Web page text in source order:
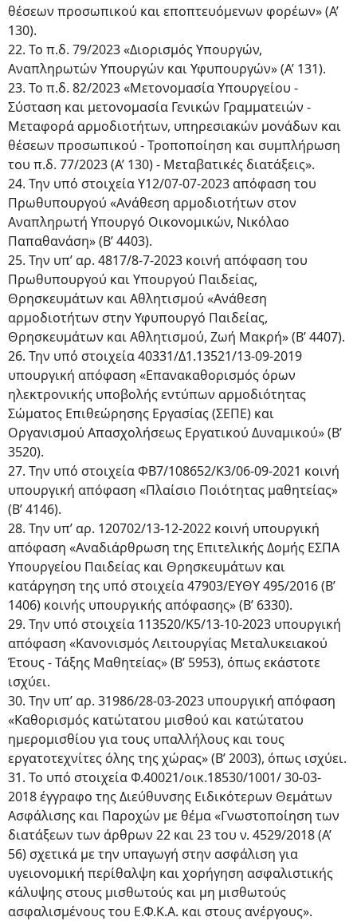
θέσεων προσωπικού και εποπτευόμενων φορέων» (Α’
130).
22. Το π.δ. 79/2023 «Διορισμός Υπουργών,
Αναπληρωτών Υπουργών και Υφυπουργών» (Α’ 131).
23. Το π.δ. 82/2023 «Μετονομασία Υπουργείου -
Σύσταση και μετονομασία Γενικών Γραμματειών -
Μεταφορά αρμοδιοτήτων, υπηρεσιακών μονάδων και
θέσεων προσωπικού - Τροποποίηση και συμπλήρωση
του π.δ. 77/2023 (Α’ 130) - Μεταβατικές διατάξεις».
24. Την υπό στοιχεία Υ12/07-07-2023 απόφαση του
Πρωθυπουργού «Ανάθεση αρμοδιοτήτων στον
Αναπληρωτή Υπουργό Οικονομικών, Νικόλαο
Παπαθανάση» (Β’ 4403).
25. Την υπ’ αρ. 4817/8-7-2023 κοινή απόφαση του
Πρωθυπουργού και Υπουργού Παιδείας,
Θρησκευμάτων και Αθλητισμού «Ανάθεση
αρμοδιοτήτων στην Υφυπουργό Παιδείας,
Θρησκευμάτων και Αθλητισμού, Ζωή Μακρή» (Β’ 4407).
26. Την υπό στοιχεία 40331/Δ1.13521/13-09-2019
υπουργική απόφαση «Επανακαθορισμός όρων
ηλεκτρονικής υποβολής εντύπων αρμοδιότητας
Σώματος Επιθεώρησης Εργασίας (ΣΕΠΕ) και
Οργανισμού Απασχολήσεως Εργατικού Δυναμικού» (Β’
3520).
27. Την υπό στοιχεία ΦΒ7/108652/Κ3/06-09-2021 κοινή
υπουργική απόφαση «Πλαίσιο Ποιότητας μαθητείας»
(Β’ 4146).
28. Την υπ’ αρ. 120702/13-12-2022 κοινή υπουργική
απόφαση «Αναδιάρθρωση της Επιτελικής Δομής ΕΣΠΑ
Υπουργείου Παιδείας και Θρησκευμάτων και
κατάργηση της υπό στοιχεία 47903/ΕΥΘΥ 495/2016 (Β’
1406) κοινής υπουργικής απόφασης» (Β’ 6330).
29. Την υπό στοιχεία 113520/Κ5/13-10-2023 υπουργική
απόφαση «Κανονισμός Λειτουργίας Μεταλυκειακού
Έτους - Τάξης Μαθητείας» (Β’ 5953), όπως εκάστοτε
ισχύει.
30. Την υπ’ αρ. 31986/28-03-2023 υπουργική απόφαση
«Καθορισμός κατώτατου μισθού και κατώτατου
ημερομισθίου για τους υπαλλήλους και τους
εργατοτεχνίτες όλης της χώρας» (Β’ 2003), όπως ισχύει.
31. Το υπό στοιχεία Φ.40021/οικ.18530/1001/ 30-03-
2018 έγγραφο της Διεύθυνσης Ειδικότερων Θεμάτων
Ασφάλισης και Παροχών με θέμα «Γνωστοποίηση των
διατάξεων των άρθρων 22 και 23 του ν. 4529/2018 (Α’
56) σχετικά με την υπαγωγή στην ασφάλιση για
υγειονομική περίθαλψη και χορήγηση ασφαλιστικής
κάλυψης στους μισθωτούς και μη μισθωτούς
ασφαλισμένους του Ε.Φ.Κ.Α. και στους ανέργους».